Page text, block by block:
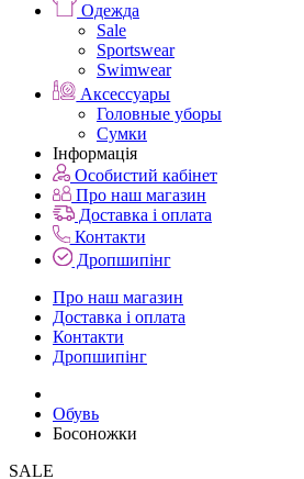
Одежда
Sale
Sportswear
Swimwear
Аксессуары
Головные уборы
Сумки
Інформація
Особистий кабінет
Про наш магазин
Доставка і оплата
Контакти
Дропшипінг
Про наш магазин
Доставка і оплата
Контакти
Дропшипінг
Обувь
Босоножки
SALE